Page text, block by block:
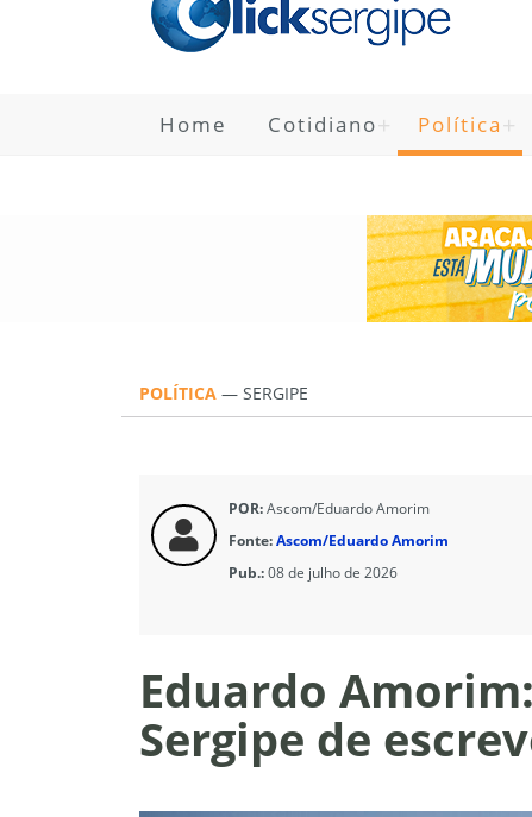
Home Cotidiano Política
POLÍTICA — SERGIPE
POR:Ascom/Eduardo Amorim
Fonte:Ascom/Eduardo Amorim
Pub.:08 de julho de 2026
Eduardo
Sergipe de